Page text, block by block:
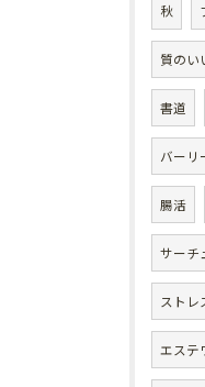
秋
質のい
書道
バーリ
腸活
サーチ
ストレ
エステ